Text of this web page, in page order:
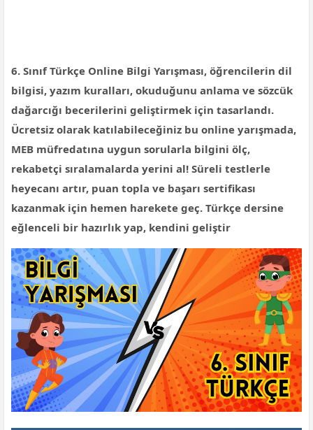
6. Sınıf Türkçe Online Bilgi Yarışması, öğrencilerin dil
bilgisi, yazım kuralları, okuduğunu anlama ve sözcük
dağarcığı becerilerini geliştirmek için tasarlandı.
Ücretsiz olarak katılabileceğiniz bu online yarışmada,
MEB müfredatına uygun sorularla bilgini ölç,
rekabetçi sıralamalarda yerini al! Süreli testlerle
heyecanı artır, puan topla ve başarı sertifikası
kazanmak için hemen harekete geç. Türkçe dersine
eğlenceli bir hazırlık yap, kendini geliştir